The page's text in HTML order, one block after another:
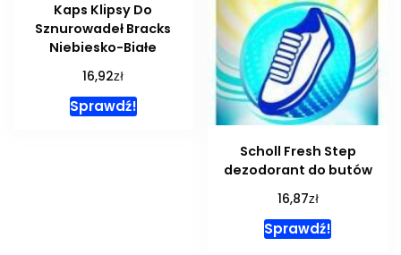
Kaps Klipsy Do
Sznurowadeł Bracks
Niebiesko-Białe
16,92zł
Sprawdź!
Scholl Fresh Step
dezodorant do butów
16,87zł
Sprawdź!